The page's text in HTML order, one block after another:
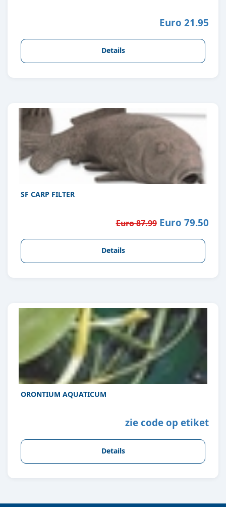
Euro 21.95
Details
SF CARP FILTER
Euro 87.99Euro 79.50
Details
ORONTIUM AQUATICUM
zie code op etiket
Details